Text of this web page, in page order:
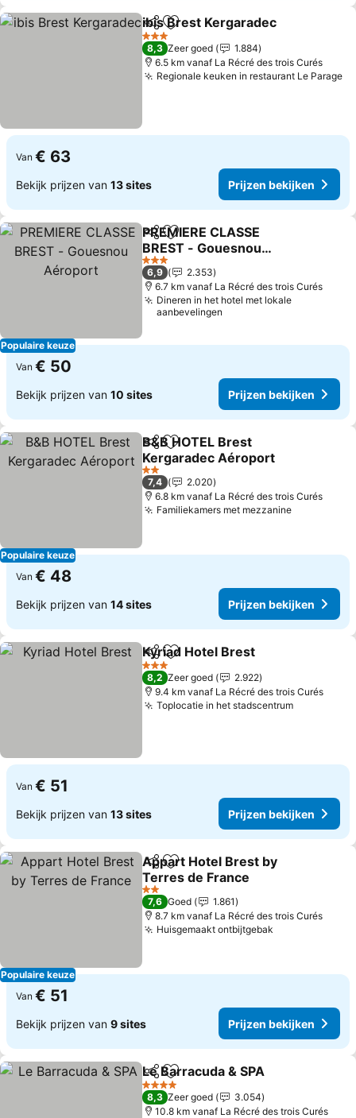
DelenToevoegen aan favorieten
ibis Brest Kergaradec
3 Sterren
8,3 Zeer goed
1.884
6.5 km vanaf La Récré des trois Curés
Regionale keuken in restaurant Le Parage
Van € 63
Bekijk prijzen van 13 sites Prijzen bekijken
Populaire keuze
DelenToevoegen aan favorieten
PREMIERE CLASSE
BREST - Gouesnou
Aéroport
3 Sterren
6,9
2.353
6.7 km vanaf La Récré des trois Curés
Dineren in het hotel met lokale
aanbevelingen
Van € 50
Bekijk prijzen van 10 sites Prijzen bekijken
Populaire keuze
DelenToevoegen aan favorieten
B&B HOTEL Brest
Kergaradec Aéroport
2 Sterren
7,4
2.020
6.8 km vanaf La Récré des trois Curés
Familiekamers met mezzanine
Van € 48
Bekijk prijzen van 14 sites Prijzen bekijken
DelenToevoegen aan favorieten
Kyriad Hotel Brest
3 Sterren
8,2 Zeer goed
2.922
9.4 km vanaf La Récré des trois Curés
Toplocatie in het stadscentrum
Van € 51
Bekijk prijzen van 13 sites Prijzen bekijken
Populaire keuze
DelenToevoegen aan favorieten
Appart Hotel Brest by
Terres de France
2 Sterren
7,6 Goed
1.861
8.7 km vanaf La Récré des trois Curés
Huisgemaakt ontbijtgebak
Van € 51
Bekijk prijzen van 9 sites Prijzen bekijken
DelenToevoegen aan favorieten
Le Barracuda & SPA
4 Sterren
8,3 Zeer goed
3.054
10.8 km vanaf La Récré des trois Curés